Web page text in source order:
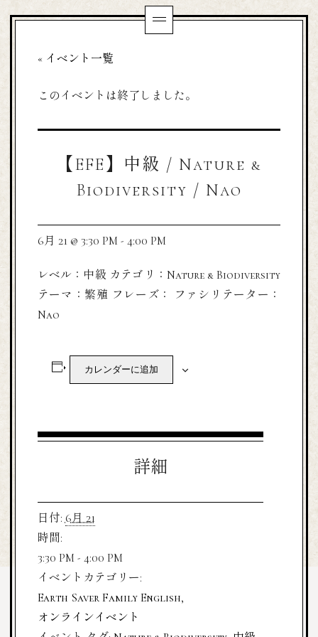
« イベント一覧
このイベントは終了しました。
【EFE】中級 / Nature &
Biodiversity / Nao
6月 21 @ 3:30 PM - 4:00 PM
レベル：中級 カテゴリ：Nature & Biodiversity
テーマ：繁殖 フレーズ： ファシリテーター：
Nao
カレンダーに追加
詳細
日付: 6月 21
時間:
3:30 PM - 4:00 PM
イベントカテゴリー:
Earth Saver Family English,
オンラインイベント